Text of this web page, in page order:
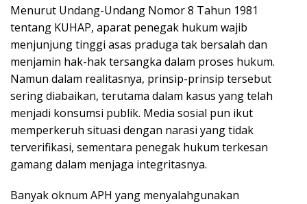
Menurut Undang-Undang Nomor 8 Tahun 1981
tentang KUHAP, aparat penegak hukum wajib
menjunjung tinggi asas praduga tak bersalah dan
menjamin hak-hak tersangka dalam proses hukum.
Namun dalam realitasnya, prinsip-prinsip tersebut
sering diabaikan, terutama dalam kasus yang telah
menjadi konsumsi publik. Media sosial pun ikut
memperkeruh situasi dengan narasi yang tidak
terverifikasi, sementara penegak hukum terkesan
gamang dalam menjaga integritasnya.
Banyak oknum APH yang menyalahgunakan